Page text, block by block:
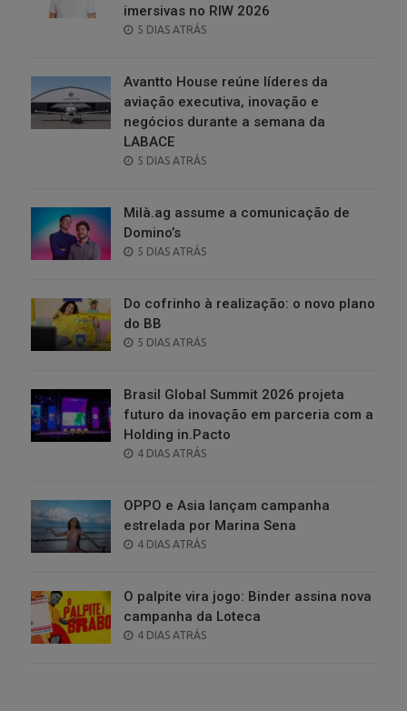
imersivas no RIW 2026
POSTED
5 DIAS ATRÁS
Avantto House reúne líderes da
aviação executiva, inovação e
negócios durante a semana da
LABACE
POSTED
5 DIAS ATRÁS
Milà.ag assume a comunicação de
Domino’s
POSTED
5 DIAS ATRÁS
Do cofrinho à realização: o novo plano
do BB
POSTED
5 DIAS ATRÁS
Brasil Global Summit 2026 projeta
futuro da inovação em parceria com a
Holding in.Pacto
POSTED
4 DIAS ATRÁS
OPPO e Asia lançam campanha
estrelada por Marina Sena
POSTED
4 DIAS ATRÁS
O palpite vira jogo: Binder assina nova
campanha da Loteca
POSTED
4 DIAS ATRÁS